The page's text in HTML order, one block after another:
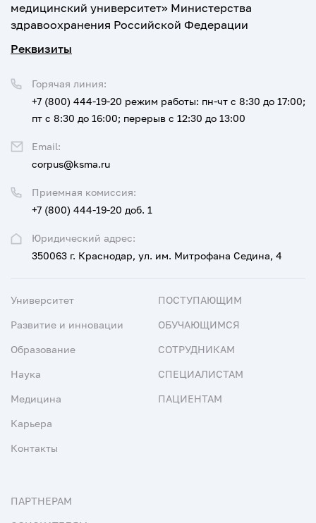
медицинский университет» Министерства
здравоохранения Российской Федерации
Реквизиты
Юридический адрес:
350063 г. Краснодар, ул. им. Митрофана Седина, 4
Приемная комиссия:
+7 (800) 444-19-20 доб. 1
Горячая линия:
+7 (800) 444-19-20 режим работы: пн-чт с 8:30 до 17:00;
пт с 8:30 до 16:00; перерыв с 12:30 до 13:00
Email:
corpus@ksma.ru
Университет
Развитие и инновации
Образование
Наука
Медицина
Карьера
Контакты
ПОСТУПАЮЩИМ
ОБУЧАЮЩИМСЯ
СОТРУДНИКАМ
СПЕЦИАЛИСТАМ
ПАЦИЕНТАМ
ПАРТНЕРАМ